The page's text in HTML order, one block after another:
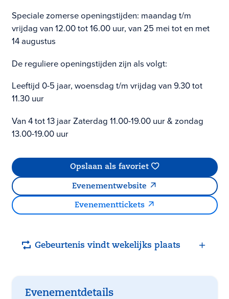
Speciale zomerse openingstijden: maandag t/m
vrijdag van 12.00 tot 16.00 uur, van 25 mei tot en met
14 augustus
De reguliere openingstijden zijn als volgt:
Leeftijd 0-5 jaar, woensdag t/m vrijdag van 9.30 tot
11.30 uur
Van 4 tot 13 jaar Zaterdag 11.00-19.00 uur & zondag
13.00-19.00 uur
Opslaan als favoriet
Evenementwebsite
Evenementtickets
Gebeurtenis vindt wekelijks plaats
Evenementdetails